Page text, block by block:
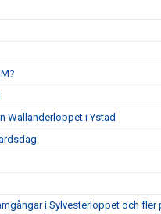
Wallanderloppet i Ystad
i Sylvesterloppet och fler